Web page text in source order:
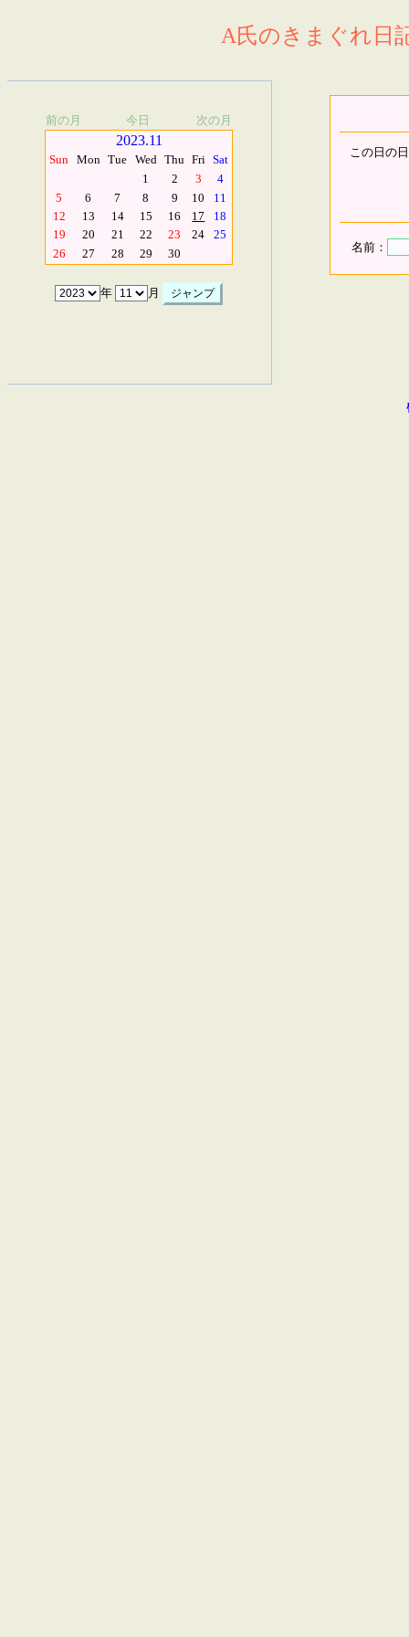
A氏のきまぐれ日
前の月 今日 次の月
2023.11
Sun Mon Tue Wed Thu Fri Sat
1
2 3
4
5
6 7 8 9 10
11
12
13 14 15 16 17
18
19
20 21 22 23 24
25
26
27 28 29 30
年 月
この日の
名前：